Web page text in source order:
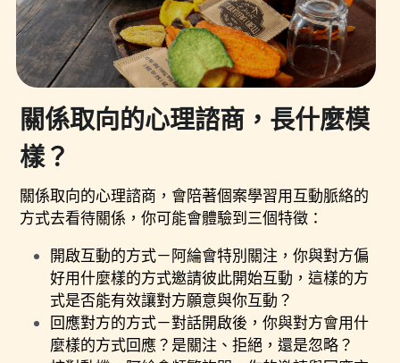
關係取向的心理諮商，長什麼模
樣？
關係取向的心理諮商，會陪著個案學習用互動脈絡的
方式去看待關係，你可能會體驗到三個特徵：
開啟互動的方式－阿綸會特別關注，你與對方偏
好用什麼樣的方式邀請彼此開始互動，這樣的方
式是否能有效讓對方願意與你互動？
回應對方的方式－對話開啟後，你與對方會用什
麼樣的方式回應？是關注、拒絕，還是忽略？